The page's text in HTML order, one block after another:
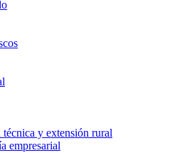
técnica y extensión rural
empresarial